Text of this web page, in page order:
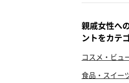
親戚女性へ
ントをカテ
コスメ・ビュ
食品・スイー